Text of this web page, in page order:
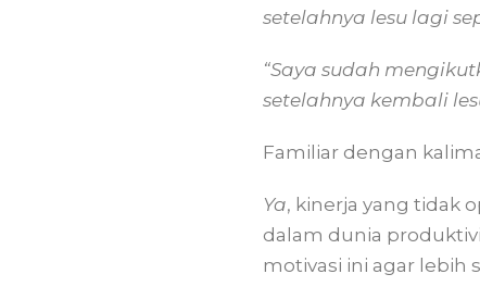
setelahnya lesu lagi
“Saya sudah
setelahnya kembali
Familiar dengan
Ya, kinerja yang tidak
dalam dunia
motivasi ini agar lebih